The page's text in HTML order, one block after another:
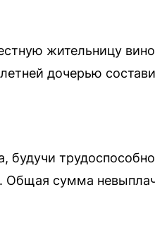
жительницу
дочерью
Общая сумма